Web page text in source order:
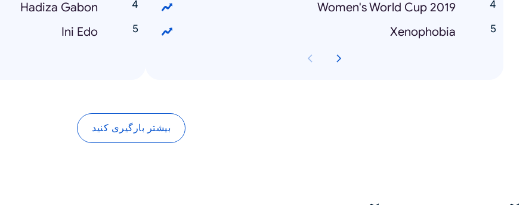
Women's World Cup 2019
Xenophobia
Hadiza Gabon
Ini Edo
بیشتر بارگیری کنید